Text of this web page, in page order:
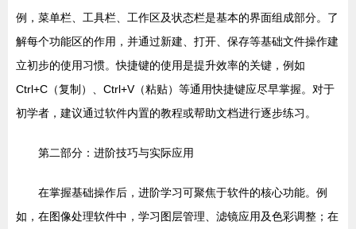
例，菜单栏、工具栏、工作区及状态栏是基本的界面组成部分。了
解每个功能区的作用，并通过新建、打开、保存等基础文件操作建
立初步的使用习惯。快捷键的使用是提升效率的关键，例如
Ctrl+C（复制）、Ctrl+V（粘贴）等通用快捷键应尽早掌握。对于
初学者，建议通过软件内置的教程或帮助文档进行逐步练习。
第二部分：进阶技巧与实际应用
在掌握基础操作后，进阶学习可聚焦于软件的核心功能。例
如，在图像处理软件中，学习图层管理、滤镜应用及色彩调整；在